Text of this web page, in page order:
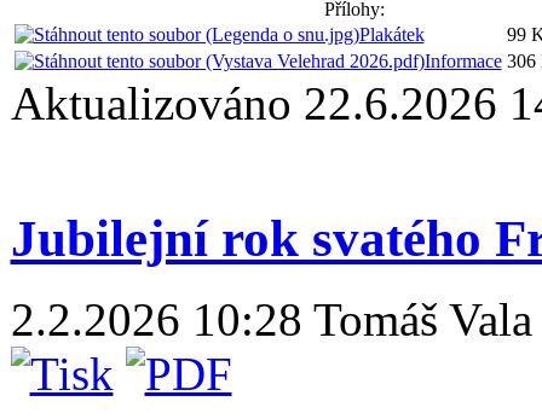
Přílohy:
Plakátek
99
Informace 306
Aktualizováno 22.6.2026
Jubilejní rok svatého
2.2.2026 10:28 Tomáš Vala